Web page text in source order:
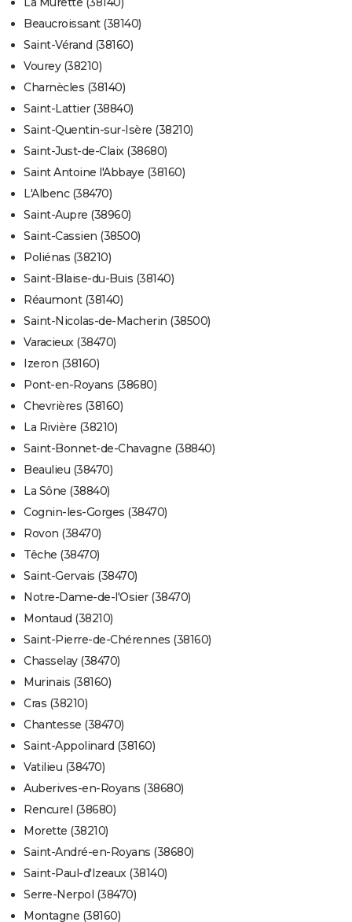
Beaucroissant (38140)
Saint-Vérand (38160)
Vourey (38210)
Charnècles (38140)
Saint-Lattier (38840)
Saint-Quentin-sur-Isère (38210)
Saint-Just-de-Claix (38680)
Saint Antoine l'Abbaye (38160)
L'Albenc (38470)
Saint-Aupre (38960)
Saint-Cassien (38500)
Poliénas (38210)
Saint-Blaise-du-Buis (38140)
Réaumont (38140)
Saint-Nicolas-de-Macherin (38500)
Varacieux (38470)
Izeron (38160)
Pont-en-Royans (38680)
Chevrières (38160)
La Rivière (38210)
Saint-Bonnet-de-Chavagne (38840)
Beaulieu (38470)
La Sône (38840)
Cognin-les-Gorges (38470)
Rovon (38470)
Têche (38470)
Saint-Gervais (38470)
Notre-Dame-de-l'Osier (38470)
Montaud (38210)
Saint-Pierre-de-Chérennes (38160)
Chasselay (38470)
Murinais (38160)
Cras (38210)
Chantesse (38470)
Saint-Appolinard (38160)
Vatilieu (38470)
Auberives-en-Royans (38680)
Rencurel (38680)
Morette (38210)
Saint-André-en-Royans (38680)
Saint-Paul-d'Izeaux (38140)
Serre-Nerpol (38470)
Montagne (38160)